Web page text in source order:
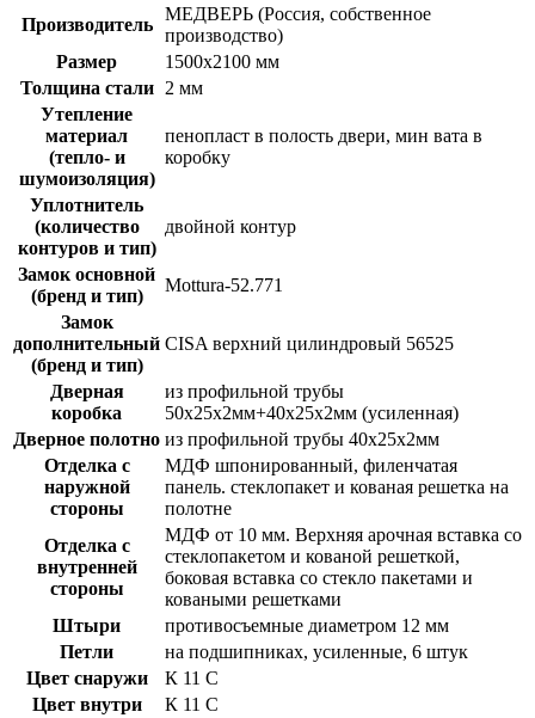
Производитель
МЕДВЕРЬ (Россия, собственное
производство)
Размер
1500х2100 мм
Толщина стали
2 мм
Утепление
материал
(тепло- и
шумоизоляция)
пенопласт в полость двери, мин вата в
коробку
Уплотнитель
(количество
контуров и тип)
двойной контур
Замок основной
(бренд и тип)
Mottura-52.771
Замок
дополнительный
(бренд и тип)
CISA верхний цилиндровый 56525
Дверная
коробка
из профильной трубы
50х25х2мм+40х25х2мм (усиленная)
Дверное полотно из профильной трубы 40х25х2мм
Отделка с
наружной
стороны
МДФ шпонированный, филенчатая
панель. стеклопакет и кованая решетка на
полотне
Отделка с
внутренней
стороны
МДФ от 10 мм. Верхняя арочная вставка со
стеклопакетом и кованой решеткой,
боковая вставка со стекло пакетами и
коваными решетками
Штыри
противосъемные диаметром 12 мм
Петли
на подшипниках, усиленные, 6 штук
Цвет снаружи
К 11 С
Цвет внутри
К 11 С